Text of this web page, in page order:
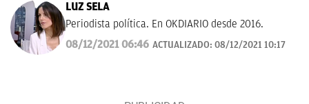
LUZ SELA
Periodista política. En OKDIARIO desde 2016.
08/12/2021 06:46 ACTUALIZADO: 08/12/2021 10:17